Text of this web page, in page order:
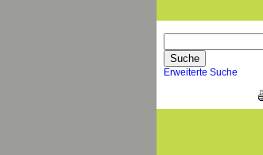
Erweiterte Suche